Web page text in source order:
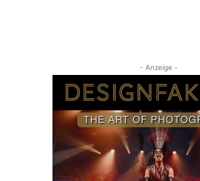
- Anzeige -